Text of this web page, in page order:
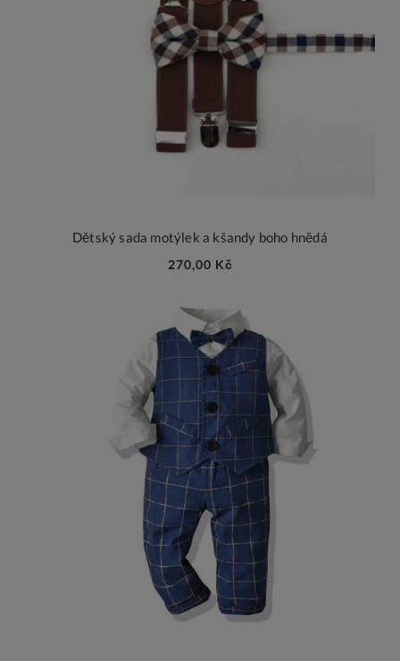
Dětský sada motýlek a kšandy boho hnědá
270,00 Kč